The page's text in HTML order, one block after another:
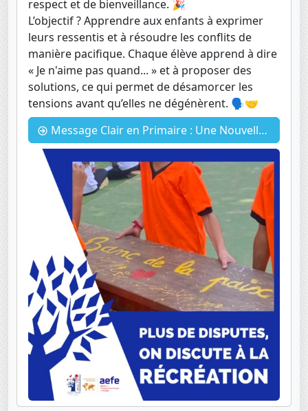
respect et de bienveillance. 🎉
L’objectif ? Apprendre aux enfants à exprimer
leurs ressentis et à résoudre les conflits de
manière pacifique. Chaque élève apprend à dire
« Je n'aime pas quand... » et à proposer des
solutions, ce qui permet de désamorcer les
tensions avant qu’elles ne dégénèrent. 🗣️🤝
Message Clair en Primaire : Une Nouvelle Approche pour un Environnement Scolaire Serein